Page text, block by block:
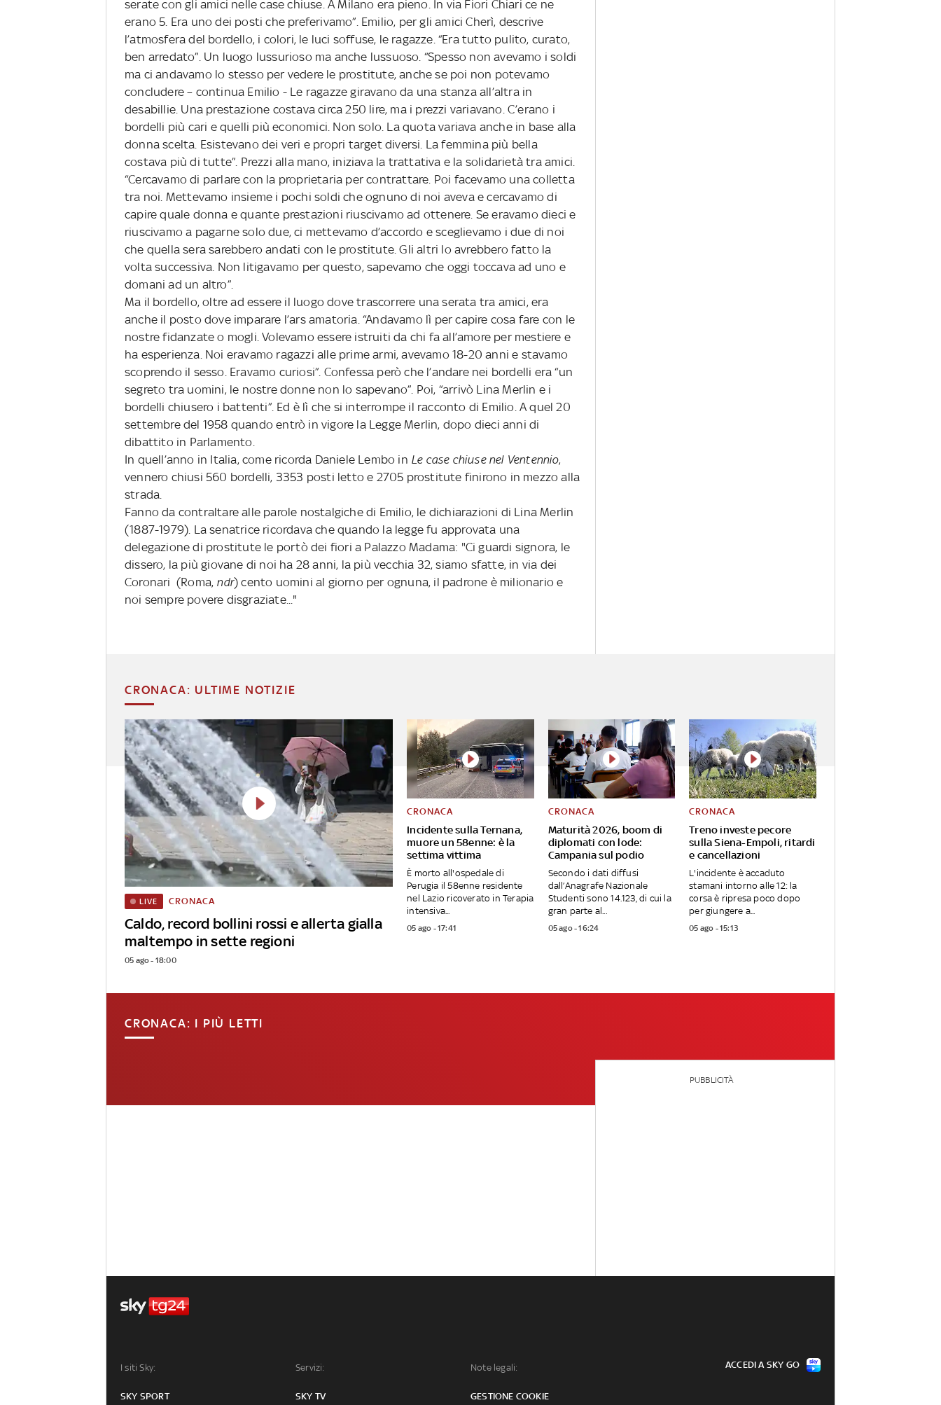
serate con gli amici nelle case chiuse. A Milano era pieno. In via Fiori Chiari ce ne
erano 5. Era uno dei posti che preferivamo”. Emilio, per gli amici Cherì, descrive
l’atmosfera del bordello, i colori, le luci soffuse, le ragazze. “Era tutto pulito, curato,
ben arredato”. Un luogo lussurioso ma anche lussuoso. “Spesso non avevamo i soldi
ma ci andavamo lo stesso per vedere le prostitute, anche se poi non potevamo
concludere – continua Emilio - Le ragazze giravano da una stanza all’altra in
desabillie. Una prestazione costava circa 250 lire, ma i prezzi variavano. C’erano i
bordelli più cari e quelli più economici. Non solo. La quota variava anche in base alla
donna scelta. Esistevano dei veri e propri target diversi. La femmina più bella
costava più di tutte”. Prezzi alla mano, iniziava la trattativa e la solidarietà tra amici.
“Cercavamo di parlare con la proprietaria per contrattare. Poi facevamo una colletta
tra noi. Mettevamo insieme i pochi soldi che ognuno di noi aveva e cercavamo di
capire quale donna e quante prestazioni riuscivamo ad ottenere. Se eravamo dieci e
riuscivamo a pagarne solo due, ci mettevamo d’accordo e sceglievamo i due di noi
che quella sera sarebbero andati con le prostitute. Gli altri lo avrebbero fatto la
volta successiva. Non litigavamo per questo, sapevamo che oggi toccava ad uno e
domani ad un altro”.
Ma il bordello, oltre ad essere il luogo dove trascorrere una serata tra amici, era
anche il posto dove imparare l’ars amatoria. “Andavamo lì per capire cosa fare con le
nostre fidanzate o mogli. Volevamo essere istruiti da chi fa all’amore per mestiere e
ha esperienza. Noi eravamo ragazzi alle prime armi, avevamo 18-20 anni e stavamo
scoprendo il sesso. Eravamo curiosi”. Confessa però che l’andare nei bordelli era “un
segreto tra uomini, le nostre donne non lo sapevano”. Poi, “arrivò Lina Merlin e i
bordelli chiusero i battenti”. Ed è lì che si interrompe il racconto di Emilio. A quel 20
settembre del 1958 quando entrò in vigore la Legge Merlin, dopo dieci anni di
dibattito in Parlamento.
In quell’anno in Italia, come ricorda Daniele Lembo in Le case chiuse nel Ventennio,
vennero chiusi 560 bordelli, 3353 posti letto e 2705 prostitute finirono in mezzo alla
strada.
Fanno da contraltare alle parole nostalgiche di Emilio, le dichiarazioni di Lina Merlin
(1887-1979). La senatrice ricordava che quando la legge fu approvata una
delegazione di prostitute le portò dei fiori a Palazzo Madama: "Ci guardi signora, le
dissero, la più giovane di noi ha 28 anni, la più vecchia 32, siamo sfatte, in via dei
Coronari (Roma, ndr) cento uomini al giorno per ognuna, il padrone è milionario e
noi sempre povere disgraziate..."
CRONACA: ULTIME NOTIZIE
Caldo, record bollini rossi e allerta gialla
maltempo in sette regioni
LIVE CRONACA
05 ago - 18:00
Incidente sulla Ternana,
muore un 58enne: è la
settima vittima
CRONACA
È morto all'ospedale di
Perugia il 58enne residente
nel Lazio ricoverato in Terapia
intensiva...
05 ago - 17:41
Maturità 2026, boom di
diplomati con lode:
Campania sul podio
CRONACA
Secondo i dati diffusi
dall’Anagrafe Nazionale
Studenti sono 14.123, di cui la
gran parte al...
05 ago - 16:24
Treno investe pecore
sulla Siena-Empoli, ritardi
e cancellazioni
CRONACA
L'incidente è accaduto
stamani intorno alle 12: la
corsa è ripresa poco dopo
per giungere a...
05 ago - 15:13
CRONACA: I PIÙ LETTI
PUBBLICITÀ
I siti Sky:
SKY SPORT
Servizi:
SKY TV
Note legali:
GESTIONE COOKIE
ACCEDI A SKY GO